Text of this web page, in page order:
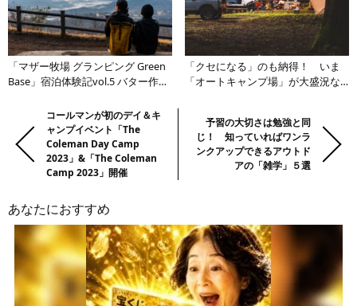
「マザー牧場 グランピング Green
Base」宿泊体験記vol.5 バター作り
る！ 【番外編】
「クセになる」のも納得！ いま
「オートキャンプ場」が大盛況な
の
の
記
Previous:コールマンが初のデイ＆キ
ャンプイベント「The
Coleman Day Camp
2023」&「The Coleman
Camp 2023」開催
Next:予習の大切さは勉強と同
じ！ 知っていればワンラ
ンクアップできるアウトド
アの「雑学」５選
あなたにおすすめ